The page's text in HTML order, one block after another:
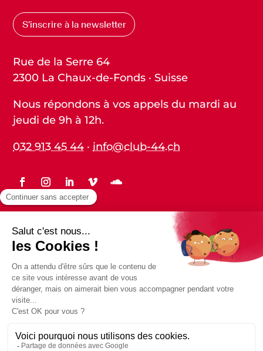
S’inscrire à la newsletter
Rue de la Serre 64
2300 La Chaux-de-Fonds · Suisse
Nous répondons à vos appels du mardi au
jeudi de 9h à 12h.
032 913 45 44 ·info@club-44.ch
Protection des données